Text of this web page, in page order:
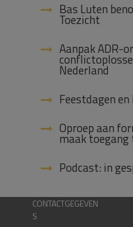
Bas Luten
Toezicht
Aanpak ADR-
Nederland
Feestdagen
Oproep aan
maak
Podcast: in
CONTACTGEGEVEN
S